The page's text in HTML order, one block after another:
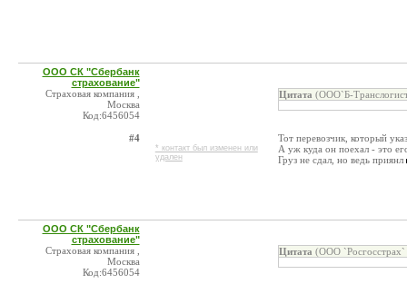
ООО СК "Сбербанк
страхование"
Страховая компания ,
Москва
Код:6456054
#4
* контакт был изменен или
удален
Цитата (ООО`Б-
Тот перевозчик, который
А уж куда он поехал - это
Груз не сдал, но ведь приянл
ООО СК "Сбербанк
страхование"
Страховая компания ,
Москва
Код:6456054
Цитата (ООО